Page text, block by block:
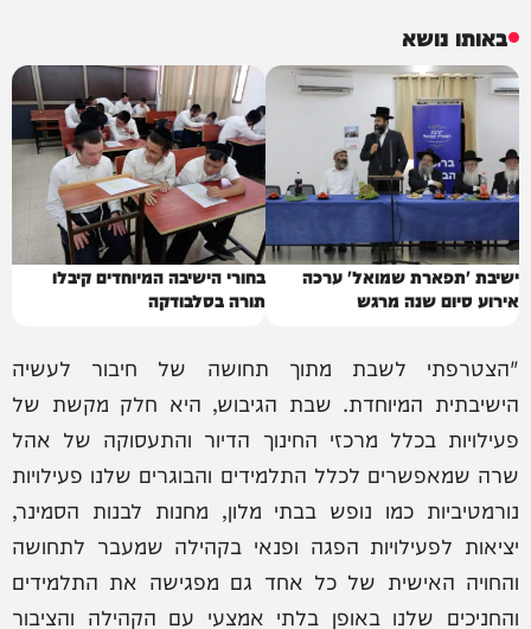
באותו נושא
ישיבת 'תפארת שמואל' ערכה
אירוע סיום שנה מרגש
בחורי הישיבה המיוחדים קיבלו
תורה בסלבודקה
"הצטרפתי לשבת מתוך תחושה של חיבור לעשיה
הישיבתית המיוחדת. שבת הגיבוש, היא חלק מקשת של
פעילויות בכלל מרכזי החינוך הדיור והתעסוקה של אהל
שרה שמאפשרים לכלל התלמידים והבוגרים שלנו פעילויות
נורמטיביות כמו נופש בבתי מלון, מחנות לבנות הסמינר,
יציאות לפעילויות הפגה ופנאי בקהילה שמעבר לתחושה
והחויה האישית של כל אחד גם מפגישה את התלמידים
והחניכים שלנו באופן בלתי אמצעי עם הקהילה והציבור